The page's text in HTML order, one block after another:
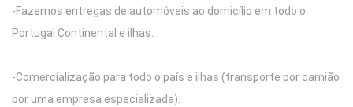
-Fazemos entregas de automóveis ao domicílio em todo o
Portugal Continental e ilhas.
-Comercialização para todo o país e ilhas (transporte por camião
por uma empresa especializada).